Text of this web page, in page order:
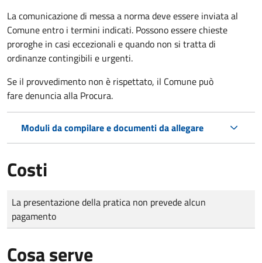
La comunicazione di messa a norma deve essere inviata al
Comune entro i termini indicati. Possono essere chieste
proroghe in casi eccezionali e quando non si tratta di
ordinanze contingibili e urgenti.
Se il provvedimento non è rispettato, il Comune può
fare denuncia alla Procura.
Moduli da compilare e documenti da allegare
Costi
Tipo di pagamento
Importo
La presentazione della pratica non prevede alcun
pagamento
Cosa serve